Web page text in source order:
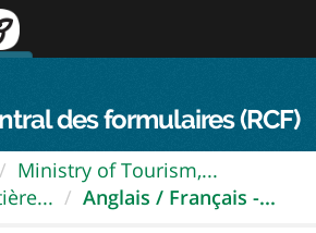
des formulaires (RCF)
Ministry of Tourism,...
Anglais / Français -...